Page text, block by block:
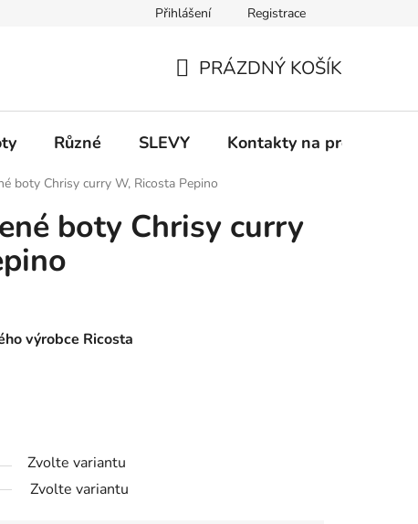
Informace k on-line platbám Odstoupení od
Přihlášení Registrace
KOŠÍK
PRÁZDNÝ KOŠÍK
Různé SLEVY Kontakty na prodejny
boty Chrisy curry W, Ricosta Pepino
boty Chrisy curry
výrobce Ricosta
Zvolte variantu
Zvolte variantu